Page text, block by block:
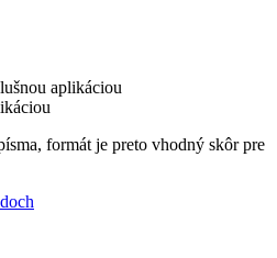
aplikáciou
formát je preto vhodný skôr pre